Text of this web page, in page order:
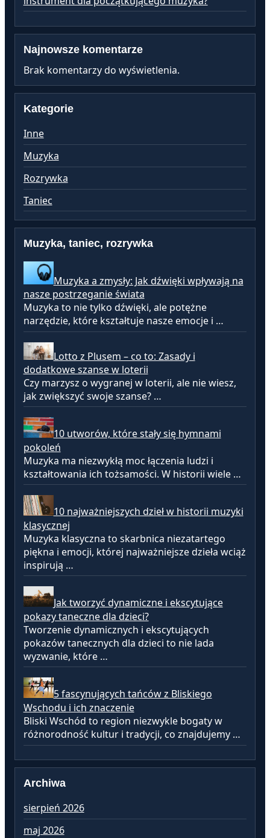
Najnowsze komentarze
Brak komentarzy do wyświetlenia.
Kategorie
Inne
Muzyka
Rozrywka
Taniec
Muzyka, taniec, rozrywka
Muzyka a zmysły: Jak dźwięki wpływają na
nasze postrzeganie świata
Muzyka to nie tylko dźwięki, ale potężne
narzędzie, które kształtuje nasze emocje i …
Lotto z Plusem – co to: Zasady i
dodatkowe szanse w loterii
Czy marzysz o wygranej w loterii, ale nie wiesz,
jak zwiększyć swoje szanse? …
10 utworów, które stały się hymnami
pokoleń
Muzyka ma niezwykłą moc łączenia ludzi i
kształtowania ich tożsamości. W historii wiele …
10 najważniejszych dzieł w historii muzyki
klasycznej
Muzyka klasyczna to skarbnica niezatartego
piękna i emocji, której najważniejsze dzieła wciąż
inspirują …
Jak tworzyć dynamiczne i ekscytujące
pokazy taneczne dla dzieci?
Tworzenie dynamicznych i ekscytujących
pokazów tanecznych dla dzieci to nie lada
wyzwanie, które …
5 fascynujących tańców z Bliskiego
Wschodu i ich znaczenie
Bliski Wschód to region niezwykle bogaty w
różnorodność kultur i tradycji, co znajdujemy …
Archiwa
sierpień 2026
maj 2026